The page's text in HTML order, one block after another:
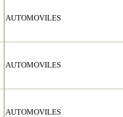
AUTOMOVILES
AUTOMOVILES
AUTOMOVILES